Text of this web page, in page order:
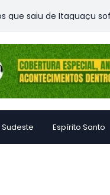
saiu de Itaguaçu sofre
Sudeste Espírito Santo